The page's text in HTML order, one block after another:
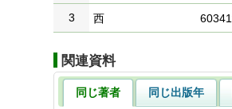
3 西
関連資料
同じ著者 同じ出版年